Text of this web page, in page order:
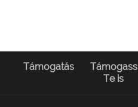
Támogatás
Támogass
Te is